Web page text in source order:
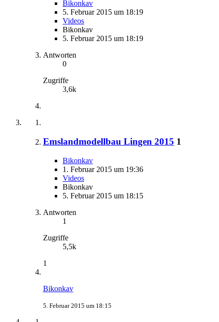
Bikonkav
5. Februar 2015 um 18:19
Videos
Bikonkav
5. Februar 2015 um 18:19
Antworten
0
Zugriffe
3,6k
Emslandmodellbau Lingen 2015 1
Bikonkav
1. Februar 2015 um 19:36
Videos
Bikonkav
5. Februar 2015 um 18:15
Antworten
1
Zugriffe
5,5k
1
Bikonkav
5. Februar 2015 um 18:15